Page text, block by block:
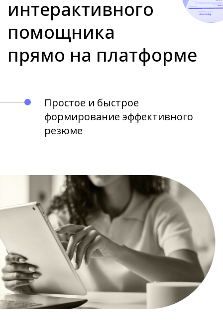
интерактивного
помощника
прямо на платформе
Простое и быстрое
формирование эффективного
резюме